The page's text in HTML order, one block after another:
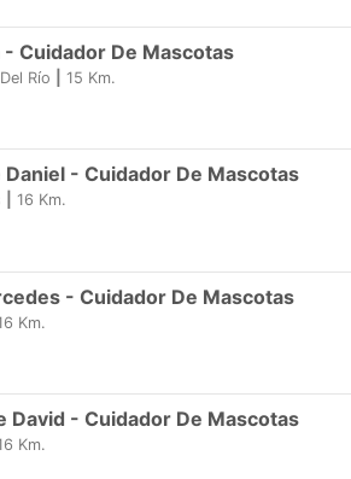
- Cuidador De Mascotas
Río 15 Km.
Daniel - Cuidador De Mascotas
16 Km.
- Cuidador De Mascotas
Km.
David - Cuidador De Mascotas
Km.